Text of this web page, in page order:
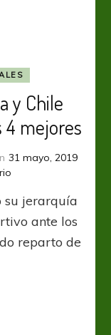
Bravo
y Chile
mejores
31 mayo, 2019
en
Cup:
Alemania
Chile
su jerarquía
ante los
reparto de